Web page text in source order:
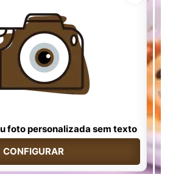
foto personalizada sem texto
CONFIGURAR